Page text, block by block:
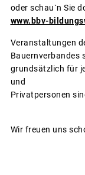
oder schau`n Sie
www.bbv-
Veranstaltungen
Bauernverbandes
grundsätzlich für
und
Privatpersonen
Wir freuen uns